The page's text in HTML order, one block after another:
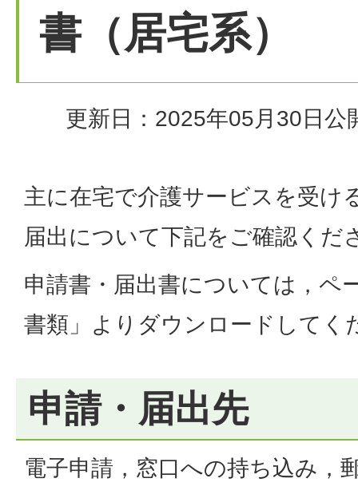
書（居宅系）
更新日：2025年05月30日 公
主に在宅で介護サービスを受け
届出について下記をご確認くだ
申請書・届出書については，ペ
書類」よりダウンロードしてく
申請・届出先
電子申請，窓口への持ち込み，